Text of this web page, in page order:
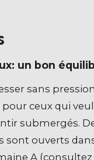
un bon
sans
ceux qui
submergés.
sont ouverts
A (consultez